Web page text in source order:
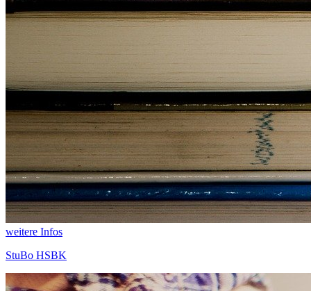
weitere Infos
StuBo HSBK